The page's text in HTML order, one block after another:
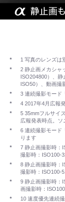
*
1 写真のレンズは
*
2 静止画メカシャ
ISO204800）、
ISO50）、動画撮
*
3 連続撮影モード
*
4 2017年4月広報
*
5 35mmフルサイ
広報発表時点。ソ
*
6 連続撮影モード
ります
*
7 静止画撮影時：
撮影時：ISO100-
*
8 静止画撮影時：
撮影時：ISO100-
*
9 静止画撮影時：
画撮影時：
*
10 速度優先連続